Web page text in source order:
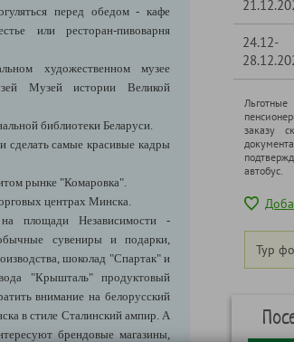
перед обедом - кафе
или ресторан-пивоварня
художественном музее
Музей истории Великой
библиотеки Беларуси.
сделать самые красивые кадры
рынке "Комаровка".
центрах Минска.
площади Независимости -
сувениры и подарки,
шоколад "Спартак" и
"Крышталь" продуктовый
внимание на белорусский
в стиле Сталинский ампир. А
брендовые магазины,
24.12-
заказу
автобус.
Тур